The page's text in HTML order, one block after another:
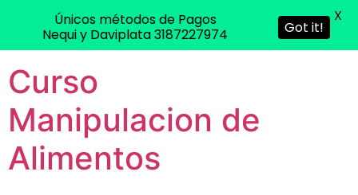
Curso
Manipulacion de
Alimentos
Únicos métodos de Pagos
Nequi y Daviplata 3187227974
Got it!
X